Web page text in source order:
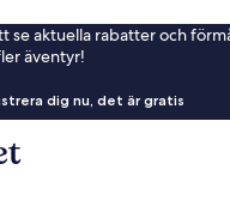
se aktuella rabatter och
äventyr!
dig nu, det är gratis